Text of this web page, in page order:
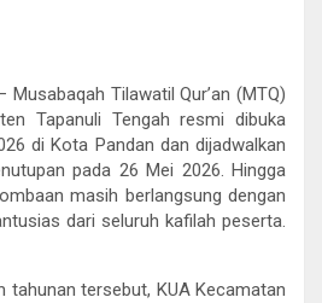
Tilawatil Qur’an (MTQ)
Tapanuli Tengah resmi dibuka
di Kota Pandan dan dijadwalkan
pada 26 Mei 2026. Hingga
masih berlangsung dengan
dari seluruh kafilah peserta.
tahunan tersebut, KUA Kecamatan